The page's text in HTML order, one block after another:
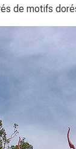
de motifs